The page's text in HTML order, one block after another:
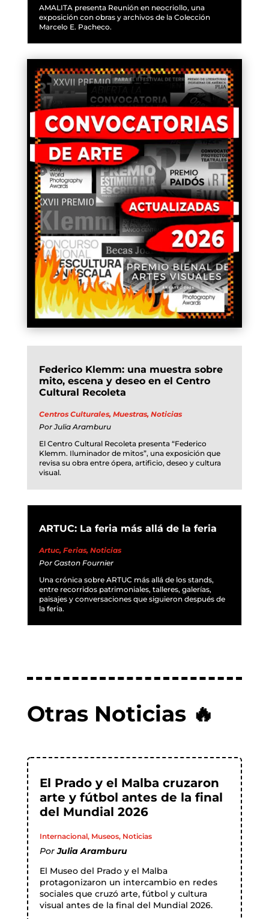
AMALITA presenta Reunión en neocriollo, una
exposición con obras y archivos de la Colección
Marcelo E. Pacheco.
Federico Klemm: una muestra sobre
mito, escena y deseo en el Centro
Cultural Recoleta
Centros Culturales, Muestras, Noticias
PorJulia Aramburu
El Centro Cultural Recoleta presenta “Federico
Klemm. Iluminador de mitos”, una exposición que
revisa su obra entre ópera, artificio, deseo y cultura
visual.
ARTUC: La feria más allá de la feria
Artuc, Ferias, Noticias
Por Gaston Fournier
Una crónica sobre ARTUC más allá de los stands,
entre recorridos patrimoniales, talleres, galerías,
paisajes y conversaciones que siguieron después de
la feria.
Otras Noticias 🔥
El Prado y el Malba cruzaron
arte y fútbol antes de la final
del Mundial 2026
Internacional, Museos, Noticias
PorJulia Aramburu
El Museo del Prado y el Malba
protagonizaron un intercambio en redes
sociales que cruzó arte, fútbol y cultura
visual antes de la final del Mundial 2026.